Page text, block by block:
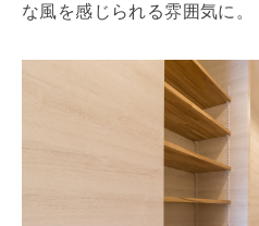
な風を感じられる雰囲気に。